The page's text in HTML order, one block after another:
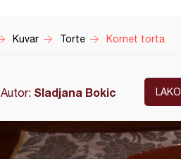
Kuvar Torte Kornet torta
Autor: Sladjana Bokic LAKO